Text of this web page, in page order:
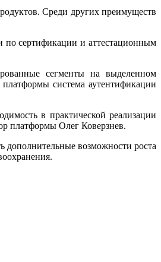
Среди других преимуществ
по сертификации и аттестационным
сегменты на выделенном
система аутентификации
в практической реализации
платформы Олег Коверзнев.
дополнительные возможности роста